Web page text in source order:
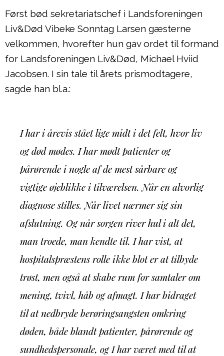
Først bød sekretariatschef i Landsforeningen
Liv&Død Vibeke Sonntag Larsen gæsterne
velkommen, hvorefter hun gav ordet til formand
for Landsforeningen Liv&Død, Michael Hviid
Jacobsen. I sin tale til årets prismodtagere,
sagde han bl.a.:
I har i årevis stået lige midt i det felt, hvor liv
og død mødes. I har mødt patienter og
pårørende i nogle af de mest sårbare og
vigtige øjeblikke i tilværelsen. Når en alvorlig
diagnose stilles. Når livet nærmer sig sin
afslutning. Og når sorgen river hul i alt det,
man troede, man kendte til. I har vist, at
hospitalspræstens rolle ikke blot er at tilbyde
trøst, men også at skabe rum for samtaler om
mening, tvivl, håb og afmagt. I har bidraget
til at nedbryde berøringsangsten omkring
døden, både blandt patienter, pårørende og
sundhedspersonale, og I har været med til at